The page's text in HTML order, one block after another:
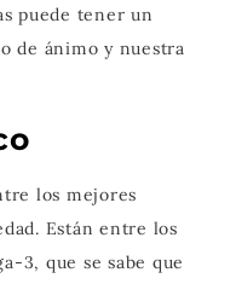
puede tener un
de ánimo y nuestra
los mejores
Están entre los
3, que se sabe que